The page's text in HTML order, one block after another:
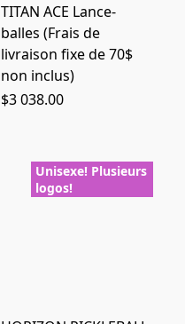
TITAN ACE Lance-
balles (Frais de
livraison fixe de 70$
non inclus)
$3 038.00
Unisexe! Plusieurs
logos!